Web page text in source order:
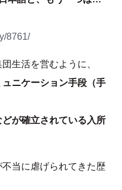
8761/
生活を営むように、
ニケーション手段（手
が確立されている入所
当に虐げられてきた歴